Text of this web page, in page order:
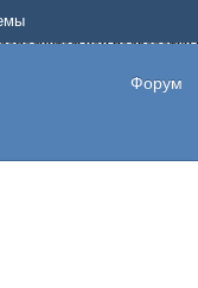
лохотрон, чтобы
пригласительными
Форум